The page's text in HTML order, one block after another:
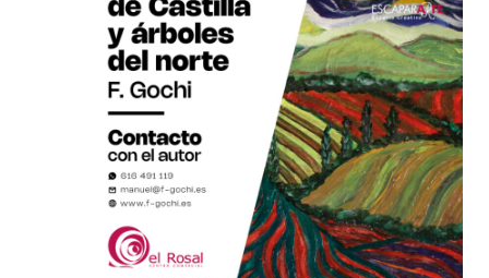
vistas
de
Eventos